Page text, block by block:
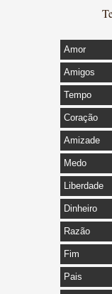
Amor
Amigos
Tempo
Coração
Amizade
Medo
Liberdade
Dinheiro
Razão
Fim
Pais